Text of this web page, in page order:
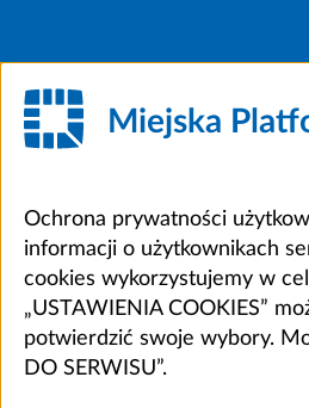
Miejska
Ochrona prywatności
informacji o użytkownikach
cookies wykorzystujemy w
„USTAWIENIA COOKIES”
potwierdzić swoje wybory.
DO SERWISU”.